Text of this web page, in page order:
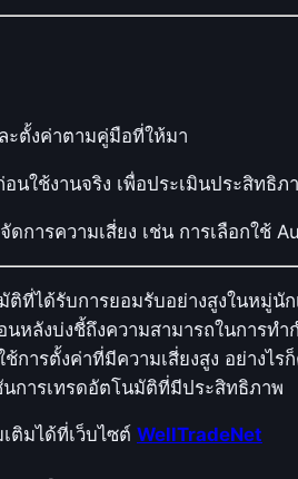
ตั้งค่าตามคู่มือที่ให้มา
ใช้งานจริง เพื่อประเมินประสิทธิ
ดการความเสี่ยง เช่น การเลือกใช้
ติที่ได้รับการยอมรับอย่างสูงในหมู่
หลังบ่งชี้ถึงความสามารถในการท
การตั้งค่าที่มีความเสี่ยงสูง อย่าง
การเทรดอัตโนมัติที่มีประสิทธิภาพ
ติมได้ที่เว็บไซต์ WellTradeNet